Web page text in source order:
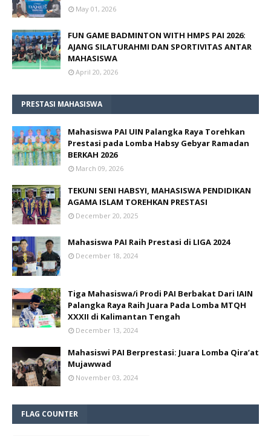
May 01, 2026
FUN GAME BADMINTON WITH HMPS PAI 2026:
AJANG SILATURAHMI DAN SPORTIVITAS ANTAR
MAHASISWA
April 20, 2026
PRESTASI MAHASISWA
Mahasiswa PAI UIN Palangka Raya Torehkan
Prestasi pada Lomba Habsy Gebyar Ramadan
BERKAH 2026
March 09, 2026
TEKUNI SENI HABSYI, MAHASISWA PENDIDIKAN
AGAMA ISLAM TOREHKAN PRESTASI
December 20, 2025
Mahasiswa PAI Raih Prestasi di LIGA 2024
December 18, 2024
Tiga Mahasiswa/i Prodi PAI Berbakat Dari IAIN
Palangka Raya Raih Juara Pada Lomba MTQH
XXXII di Kalimantan Tengah
December 13, 2024
Mahasiswi PAI Berprestasi: Juara Lomba Qira’at
Mujawwad
November 03, 2024
FLAG COUNTER